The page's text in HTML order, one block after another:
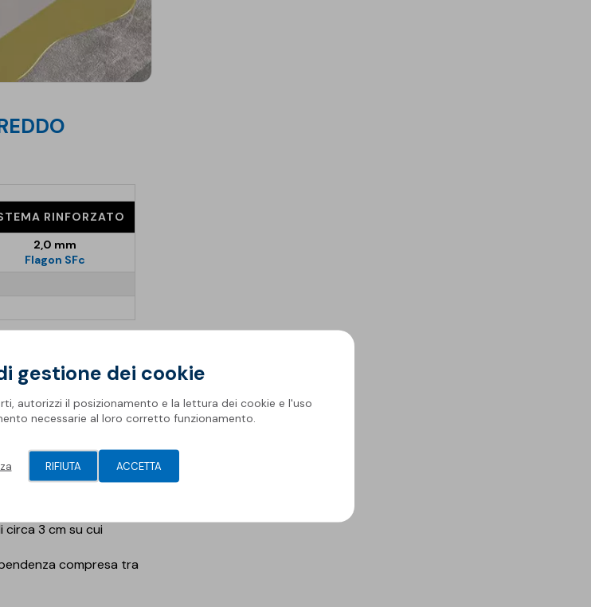
RINFORZATO
2,0 mm
Flagon SFc
danneggiamenti agli
alleggeriti prevedere
3 cm su cui
compresa tra
gestione dei cookie
autorizzi il posizionamento e la lettura dei cookie e l'uso
necessarie al loro corretto funzionamento.
RIFIUTA ACCETTA